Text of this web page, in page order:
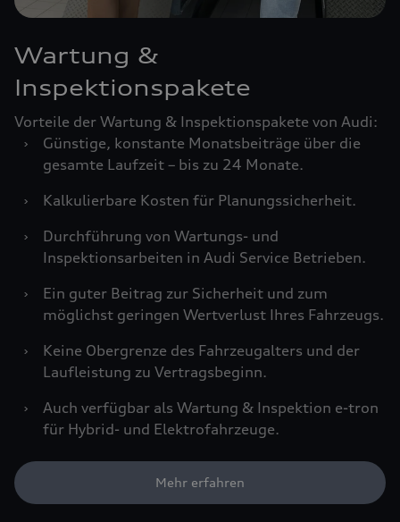
Wartung &
Inspektionspakete
Vorteile der Wartung & Inspektionspakete von Audi:
›
Günstige, konstante Monatsbeiträge über die
gesamte Laufzeit – bis zu 24 Monate.
›
Kalkulierbare Kosten für Planungssicherheit.
›
Durchführung von Wartungs- und
Inspektionsarbeiten in Audi Service Betrieben.
›
Ein guter Beitrag zur Sicherheit und zum
möglichst geringen Wertverlust Ihres Fahrzeugs.
›
Keine Obergrenze des Fahrzeugalters und der
Laufleistung zu Vertragsbeginn.
›
Auch verfügbar als Wartung & Inspektion e-tron
für Hybrid- und Elektrofahrzeuge.
Mehr erfahren